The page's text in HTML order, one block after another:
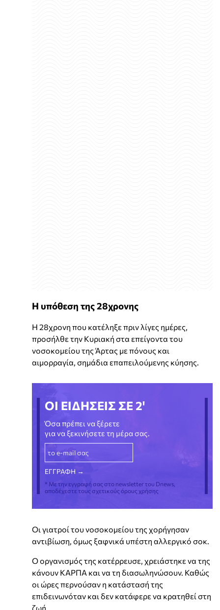
Η υπόθεση της 28χρονης
Η 28χρονη που κατέληξε πριν λίγες ημέρες,
προσήλθε την Κυριακή στα επείγοντα του
νοσοκομείου της Άρτας με πόνους και
αιμορραγία, σημάδια επαπειλούμενης κύησης.
ΟΙ ΕΙΔΗΣΕΙΣ ΣΕ 2'
Όσα πρέπει να ξέρετε
για να ξεκινήσετε τη μέρα σας.
* Με την εγγραφή σας στο newsletter του Dnews,
αποδέχεστε τους σχετικούς όρους χρήσης
Οι γιατροί του νοσοκομείου της χορήγησαν
αντιβίωση, όμως ξαφνικά υπέστη αλλεργικό σοκ.
Ο οργανισμός της κατέρρευσε, χρειάστηκε να της
κάνουν ΚΑΡΠΑ και να τη διασωληνώσουν. Καθώς
οι ώρες περνούσαν η κατάστασή της
επιδεινωνόταν και δεν κατάφερε να κρατηθεί στη
ζωή.